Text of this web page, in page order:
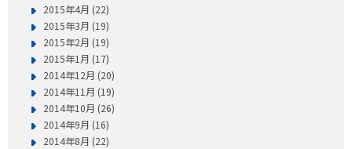
2015年4月 (22)
2015年3月 (19)
2015年2月 (19)
2015年1月 (17)
2014年12月 (20)
2014年11月 (19)
2014年10月 (26)
2014年9月 (16)
2014年8月 (22)